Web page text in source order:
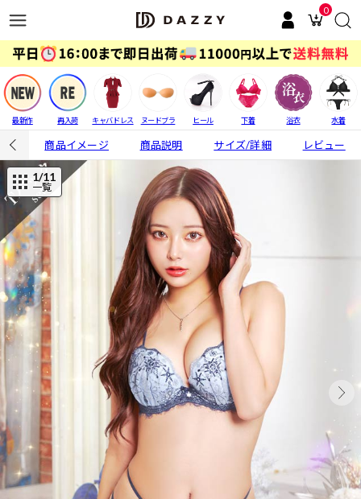
0
最新作 再入荷 キャバドレス ヌードブラ ヒール 下着 浴衣 水着
商品イメージ 商品説明 サイズ/詳細 レビュー
1/11
一覧